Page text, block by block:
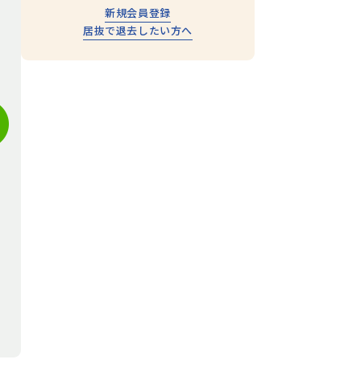
新規会員登録
居抜で退去したい方へ